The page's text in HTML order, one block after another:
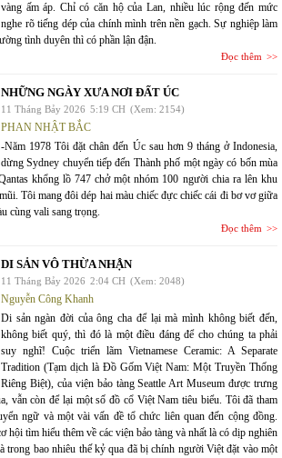
vàng ấm áp. Chỉ có căn hộ của Lan, nhiều lúc rộng đến mức
nghe rõ tiếng dép của chính mình trên nền gạch. Sự nghiệp làm
tình duyên thì có phần lận đận.
Đọc thêm
NHỮNG NGÀY XƯA NƠI ĐẤT ÚC
11 Tháng Bảy 2026 5:19 CH (Xem: 2154)
PHAN NHẬT BẮC
-Năm 1978 Tôi đặt chân đến Úc sau hơn 9 tháng ở Indonesia,
dừng Sydney chuyển tiếp đến Thành phố một ngày có bốn mùa
khổng lồ 747 chở một nhóm 100 người chia ra lên khu
Tôi mang đôi dép hai màu chiếc đực chiếc cái đi bơ vơ giữa
cùng vali sang trọng.
Đọc thêm
DI SẢN VÔ THỪA NHẬN
11 Tháng Bảy 2026 2:04 CH (Xem: 2048)
Nguyễn Công Khanh
Di sản ngàn đời của ông cha để lại mà mình không biết đến,
không biết quý, thì đó là một điều đáng để cho chúng ta phải
suy nghĩ! Cuộc triển lãm Vietnamese Ceramic: A Separate
Tradition (Tạm dịch là Đồ Gốm Việt Nam: Một Truyền Thống
Riêng Biệt), của viện bảo tàng Seattle Art Museum được trưng
vẫn còn để lại một số đồ cổ Việt Nam tiêu biểu. Tôi đã tham
ngữ và một vài vấn đề tổ chức liên quan đến cộng đồng.
hội tìm hiểu thêm về các viện bảo tàng và nhất là có dịp nghiên
trong bao nhiêu thế kỷ qua đã bị chính người Việt đặt vào một